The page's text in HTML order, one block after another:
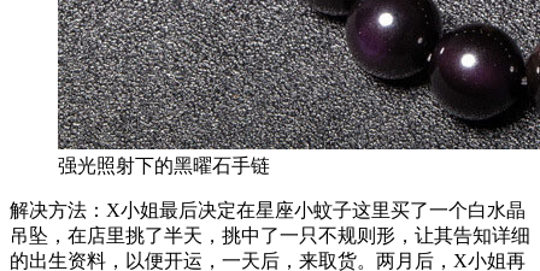
强光照射下的黑曜石手链
解决方法：X小姐最后决定在星座小蚊子这里买了一个白水晶
吊坠，在店里挑了半天，挑中了一只不规则形，让其告知详细
的出生资料，以便开运，一天后，来取货。两月后，X小姐再